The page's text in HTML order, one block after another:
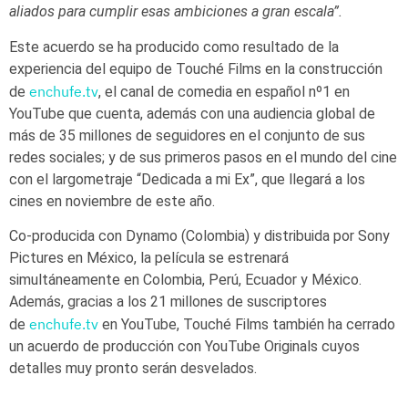
aliados para cumplir esas ambiciones a gran escala”.
Este acuerdo se ha producido como resultado de la
experiencia del equipo de Touché Films en la construcción
de enchufe.tv, el canal de comedia en español nº1 en
YouTube que cuenta, además con una audiencia global de
más de 35 millones de seguidores en el conjunto de sus
redes sociales; y de sus primeros pasos en el mundo del cine
con el largometraje “Dedicada a mi Ex”, que llegará a los
cines en noviembre de este año.
Co-producida con Dynamo (Colombia) y distribuida por Sony
Pictures en México, la película se estrenará
simultáneamente en Colombia, Perú, Ecuador y México.
Además, gracias a los 21 millones de suscriptores
de enchufe.tv en YouTube, Touché Films también ha cerrado
un acuerdo de producción con YouTube Originals cuyos
detalles muy pronto serán desvelados.